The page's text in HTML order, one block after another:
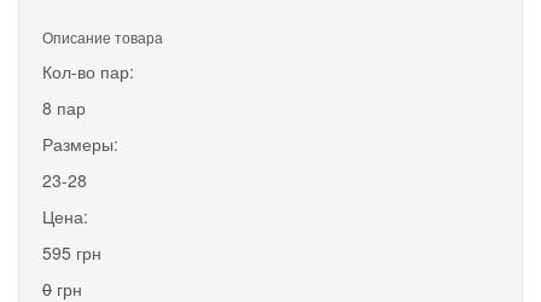
Описание товара
Кол-во пар:
8 пар
Размеры:
23-28
Цена:
595 грн
0 грн